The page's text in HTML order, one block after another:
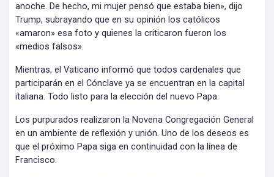
anoche. De hecho, mi mujer pensó que estaba bien», dijo
Trump, subrayando que en su opinión los católicos
«amaron» esa foto y quienes la criticaron fueron los
«medios falsos».
Mientras, el Vaticano informó que todos cardenales que
participarán en el Cónclave ya se encuentran en la capital
italiana. Todo listo para la elección del nuevo Papa.
Los purpurados realizaron la Novena Congregación General
en un ambiente de reflexión y unión. Uno de los deseos es
que el próximo Papa siga en continuidad con la línea de
Francisco.